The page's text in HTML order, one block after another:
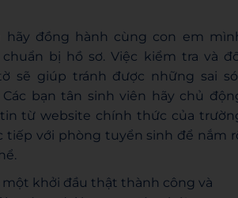
hãy đồng hành cùng con em
bị hồ sơ. Việc kiểm tra và
sẽ giúp tránh được những sai
bạn tân sinh viên hãy chủ
từ website chính thức của
tiếp với phòng tuyển sinh để nắm
một khởi đầu thật thành công và